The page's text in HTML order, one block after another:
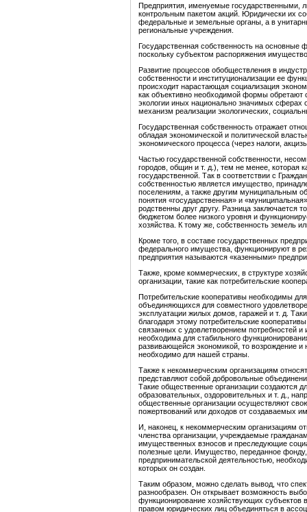
Предприятия, именуемые государственными,
контрольным пакетом акций. Юридически их
федеральные и земельные органы, а в
региональные учреждения.
Государственная собственность на основные
поскольку субъектом распоряжения
Развитие процессов обобществления в
собственности и институционализации ее
происходит нарастающая социализация
как объективно необходимой формы обретают
экологии иных национально значимых сферах
механизм реализации экологических,
Государственная собственность отражает
обладая экономической и политической
экономического процесса (через налоги,
Частью государственной собственности,
городов, общин и т. д.), тем не менее, которая
государственной. Так в соответствии с
собственностью является имущество,
поселениям, а также другим муниципальным
понятия «государственная» и
родственны друг другу. Разница заключается
бюджетом более низкого уровня и
хозяйства. К тому же, собственность земель
Кроме того, в составе государственных
федерального имущества, функционируют в
предприятия называются «казенными»
Также, кроме коммерческих, в структуре
организации, такие как потребительские
Потребительские кооперативы необходимы
объединяющихся для совместного
эксплуатации жилых домов, гаражей и т. д.
благодаря этому потребительские
связанных с удовлетворением потребностей и
необходима для стабильного
развивающейся экономикой, то возрождение
необходимо для нашей страны.
Также к некоммерческим организациям
представляют собой добровольные
Такие общественные организации создаются
образовательных, оздоровительных и т. д.,
общественные организации осуществляют
пожертвований или доходов от создаваемых
И, наконец, к некоммерческим организациям
членства организации, учреждаемые
имущественных взносов и преследующие
полезные цели. Имущество, переданное
предпринимательской деятельностью,
которых он создан.
Таким образом, можно сделать вывод, что
разнообразен. Он открывает возможность
функционирование хозяйствующих субъектов
правом юридических лиц объединяться в